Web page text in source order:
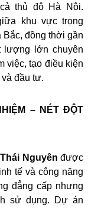
thủ đô Hà Nội.
khu vực trọng
Bắc, đồng thời gần
lượng lớn chuyên
việc, tạo điều kiện
đầu tư.
– NÉT ĐỘT
Nguyên được
tế và công năng
đẳng cấp nhưng
sử dụng. Dự án